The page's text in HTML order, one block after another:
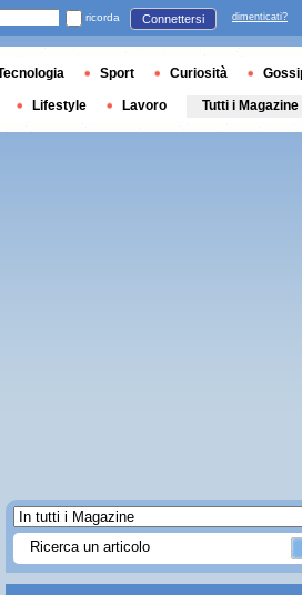
ricorda Connettersi dimenticati?
Sport Curiosità
Lifestyle Lavoro Tutti i Magazine